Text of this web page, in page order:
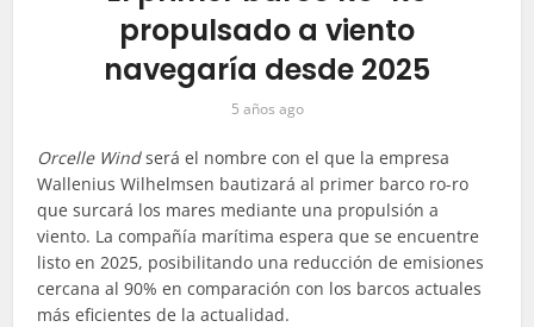
propulsado a viento
navegaría desde 2025
5 años ago
Orcelle Windserá el nombre con el que la empresa
Wallenius Wilhelmsen bautizará al primer barco ro-ro
que surcará los mares mediante una propulsión a
viento. La compañía marítima espera que se encuentre
listo en 2025, posibilitando una reducción de emisiones
cercana al 90% en comparación con los barcos actuales
más eficientes de la actualidad.